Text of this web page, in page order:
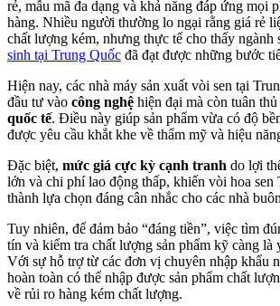
rẻ, mẫu mã đa dạng và khả năng đáp ứng mọi
hàng. Nhiều người thường lo ngại rằng giá rẻ
chất lượng kém, nhưng thực tế cho thấy ngành
sinh tại Trung Quốc đã đạt được những bước
Hiện nay, các nhà máy sản xuất vòi sen tại
đầu tư vào công nghệ hiện đại mà còn tuân thủ
quốc tế. Điều này giúp sản phẩm vừa có độ
được yêu cầu khắt khe về thẩm mỹ và hiệu
Đặc biệt, mức giá cực kỳ cạnh tranh do lợi
lớn và chi phí lao động thấp, khiến vòi hoa sen
thành lựa chọn đáng cân nhắc cho các nhà
Tuy nhiên, để đảm bảo “đáng tiền”, việc tìm
tín và kiểm tra chất lượng sản phẩm kỹ càng là
Với sự hỗ trợ từ các đơn vị chuyên nhập khẩu
hoàn toàn có thể nhập được sản phẩm chất
về rủi ro hàng kém chất lượng.